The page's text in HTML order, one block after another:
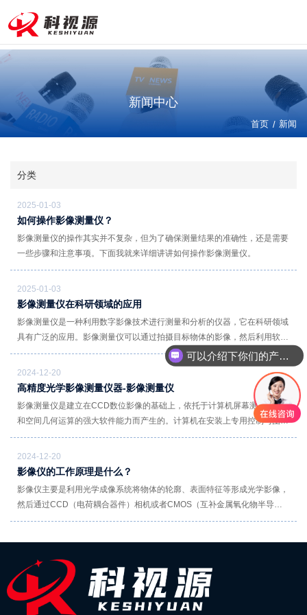
时咨询
177-
680
4-
957
9
新闻中心
首页 / 新闻
分类
2025-01-03
如何操作影像测量仪？
影像测量仪的操作其实并不复杂，但为了确保测量结果的准确性，还是需要
一些步骤和注意事项。下面我就来详细讲讲如何操作影像测量仪。
2025-01-03
影像测量仪在科研领域的应用
影像测量仪是一种利用数字影像技术进行测量和分析的仪器，它在科研领域
具有广泛的应用。影像测量仪可以通过拍摄目标物体的影像，然后利用软件
对影像进行分析，实现对目标物体的尺寸、形状、表面特征等的测量和分
析，具有测量精度高、操作简便、快速高效等优点。以下是影像测量仪在科
研领域的应用方面：
2024-12-20
高精度光学影像测量仪器-影像测量仪
影像测量仪是建立在CCD数位影像的基础上，依托于计算机屏幕测量技术
和空间几何运算的强大软件能力而产生的。计算机在安装上专用控制与图形
测量软件后，变成了具有软件灵魂的测量大脑，是整个设备的主体。它能快
速读取光学尺的位移数值，通过建立在空间几何基础上的软件模块运算，瞬
间得出所要的结果；并在屏幕上产生图形，供操作员进行图影对照，从而能
2024-12-20
影像仪的工作原理是什么？
影像仪主要是利用光学成像系统将物体的轮廓、表面特征等形成光学影像，
然后通过CCD（电荷耦合器件）相机或者CMOS（互补金属氧化物半导
体）相机进行图像采集。这些图像被传输到计算机软件系统中，软件会根据
及位置关系（如孔的中心距等）。
可以介绍下你们的产品么